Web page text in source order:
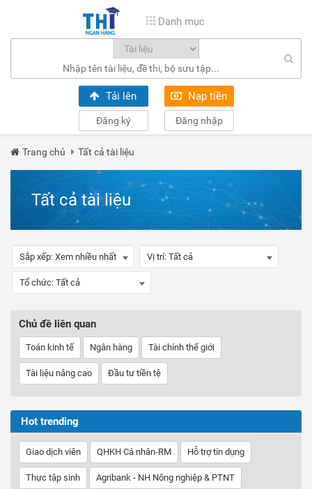
Danh mục
Tải lên Nạp tiền
Đăng ký Đăng nhập
Trang chủ Tất cả tài liệu
Tất cả tài liệu
Sắp xếp: Xem nhiều nhất Vị trí: Tất cả
Tổ chức: Tất cả
Chủ đề liên quan
Toán kinh tế Ngân hàng Tài chính thế giới
Tài liệu nâng cao Đầu tư tiền tệ
Hot trending
Giao dịch viên QHKH Cá nhân-RM Hỗ trợ tín dụng
Thực tập sinh Agribank - NH Nông nghiệp & PTNT